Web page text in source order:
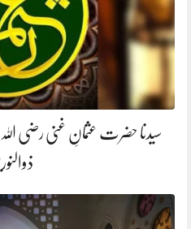
سیدنا حضرت عثمانِ غنی رضی اللہ